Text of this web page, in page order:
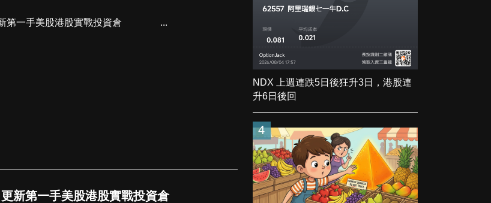
9月5日更新第一手美股港股實戰投資倉 ...
新第一手美股港股實戰投資倉
NDX 上週連跌5日後狂升3日，港股連
升6日後回
4